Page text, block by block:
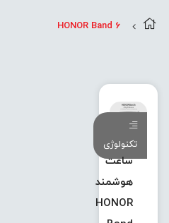
HONOR Band 6
تکنولوژی
ساعت
هوشمند
HONOR